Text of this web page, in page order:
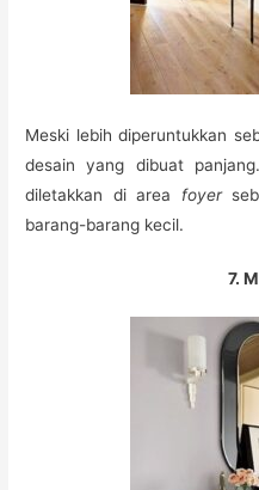
Meski lebih diperuntukkan
desain yang dibuat
diletakkan di area foyer
barang-barang kecil.
7.